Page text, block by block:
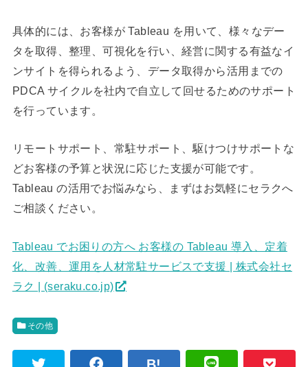
具体的には、お客様が Tableau を用いて、様々なデー
タを取得、整理、可視化を行い、経営に関する有益なイ
ンサイトを得られるよう、データ取得から活用までの
PDCA サイクルを社内で自立して回せるためのサポート
を行っています。
リモートサポート、常駐サポート、駆けつけサポートな
どお客様の予算と状況に応じた支援が可能です。
Tableau の活用でお悩みなら、まずはお気軽にセラクへ
ご相談ください。
Tableau でお困りの方へ お客様の Tableau 導入、定着
化、改善、運用を人材常駐サービスで支援 | 株式会社セ
ラク | (seraku.co.jp)
その他